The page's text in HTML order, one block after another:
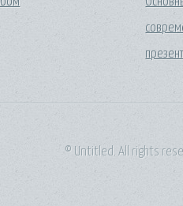
© Untitled. All rights